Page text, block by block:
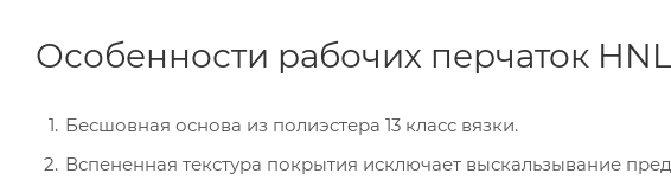
Особенности рабочих перчаток HNL
Бесшовная основа из полиэстера 13 класс вязки.
Вспененная текстура покрытия исключает выскальзывание